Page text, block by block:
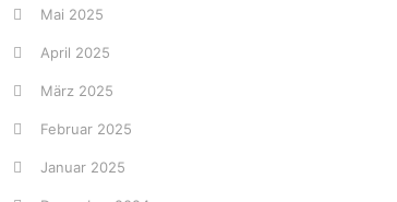
Mai 2025
April 2025
März 2025
Februar 2025
Januar 2025